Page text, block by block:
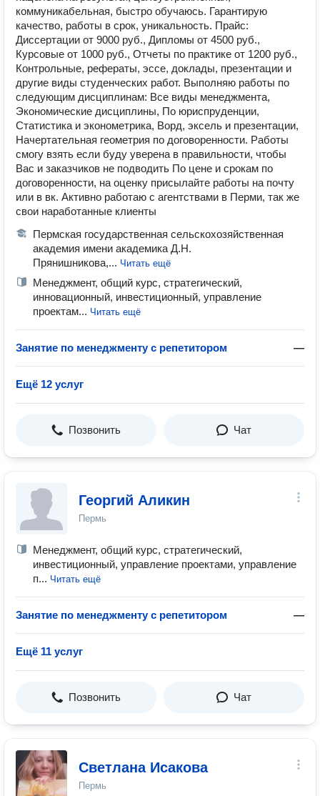
коммуникабельная, быстро обучаюсь. Гарантирую
качество, работы в срок, уникальность. Прайс:
Диссертации от 9000 руб., Дипломы от 4500 руб.,
Курсовые от 1000 руб., Отчеты по практике от 1200 руб.,
Контрольные, рефераты, эссе, доклады, презентации и
другие виды студенческих работ. Выполняю работы по
следующим дисциплинам: Все виды менеджмента,
Экономические дисциплины, По юриспруденции,
Статистика и эконометрика, Ворд, эксель и презентации,
Начертательная геометрия по договоренности. Работы
смогу взять если буду уверена в правильности, чтобы
Вас и заказчиков не подводить По цене и срокам по
договоренности, на оценку присылайте работы на почту
или в вк. Активно работаю с агентствами в Перми, так же
свои наработанные клиенты
Пермская государственная сельскохозяйственная
академия имени академика Д.Н.
Прянишникова,... Читать ещё
Менеджмент, общий курс, стратегический,
инновационный, инвестиционный, управление
проектам... Читать ещё
Занятие по менеджменту с репетитором —
Ещё 12 услуг
Позвонить Чат
Георгий Аликин
Пермь
Менеджмент, общий курс, стратегический,
инвестиционный, управление проектами, управление
п... Читать ещё
Занятие по менеджменту с репетитором —
Ещё 11 услуг
Позвонить Чат
Светлана Исакова
Пермь